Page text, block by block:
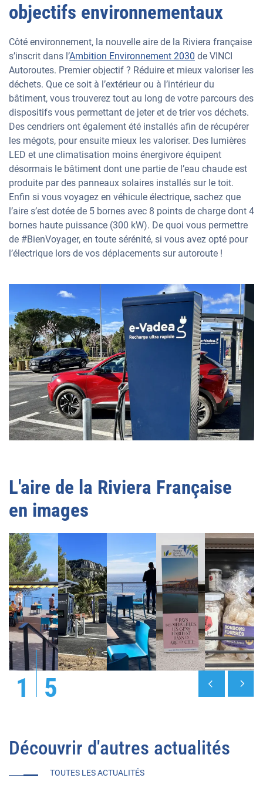
objectifs environnementaux
Côté environnement, la nouvelle aire de la Riviera française
s’inscrit dans l’Ambition Environnement 2030 de VINCI
Autoroutes. Premier objectif ? Réduire et mieux valoriser les
déchets. Que ce soit à l’extérieur ou à l’intérieur du
bâtiment, vous trouverez tout au long de votre parcours des
dispositifs vous permettant de jeter et de trier vos déchets.
Des cendriers ont également été installés afin de récupérer
les mégots, pour ensuite mieux les valoriser. Des lumières
LED et une climatisation moins énergivore équipent
désormais le bâtiment dont une partie de l’eau chaude est
produite par des panneaux solaires installés sur le toit.
Enfin si vous voyagez en véhicule électrique, sachez que
l’aire s’est dotée de 5 bornes avec 8 points de charge dont 4
bornes haute puissance (300 kW). De quoi vous permettre
de #BienVoyager, en toute sérénité, si vous avez opté pour
l’électrique lors de vos déplacements sur autoroute !
L'aire de la Riviera Française
en images
1 5
Découvrir d'autres actualités
TOUTES LES ACTUALITÉS